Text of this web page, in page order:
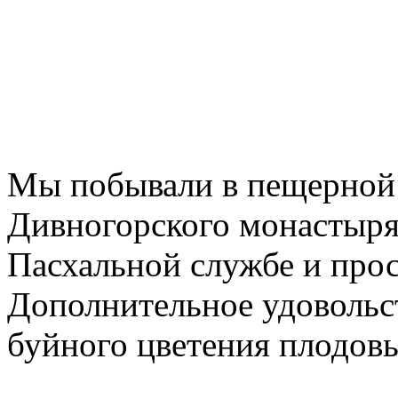
Мы побывали в пещерной
Дивногорского
Пасхальной службе и
Дополнительное
буйного цветения